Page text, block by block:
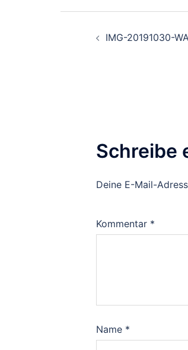
IMG-20191030-
Schreibe
Deine E-Mail-
Kommentar *
Name *